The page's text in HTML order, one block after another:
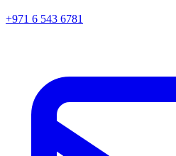
+971 6 543 6781